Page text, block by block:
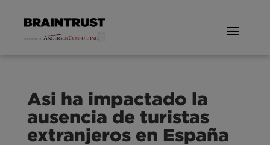
Asi ha impactado la
ausencia de turistas
extranjeros en España